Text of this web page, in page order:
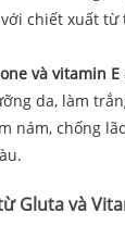
chiết xuất từ
và vitamin E
da, làm
nám, chống
Gluta và